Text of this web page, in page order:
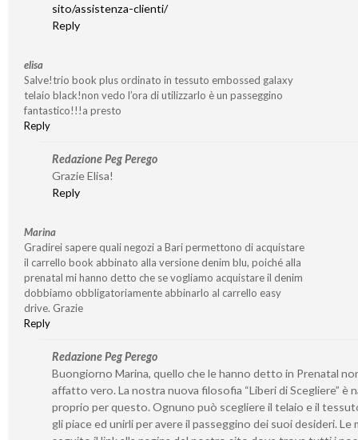
sito/assistenza-clienti/
Reply
elisa
Salve!trio book plus ordinato in tessuto embossed galaxy
telaio black!non vedo l’ora di utilizzarlo è un passeggino
fantastico!!!a presto
Reply
Redazione Peg Perego
Grazie Elisa!
Reply
Marina
Gradirei sapere quali negozi a Bari permettono di acquistare
il carrello book abbinato alla versione denim blu, poiché alla
prenatal mi hanno detto che se vogliamo acquistare il denim
dobbiamo obbligatoriamente abbinarlo al carrello easy
drive. Grazie
Reply
Redazione Peg Perego
Buongiorno Marina, quello che le hanno detto in Prenatal
affatto vero. La nostra nuova filosofia “Liberi di Scegliere” è
proprio per questo. Ognuno può scegliere il telaio e il
gli piace ed unirli per avere il passeggino dei suoi desideri. Le